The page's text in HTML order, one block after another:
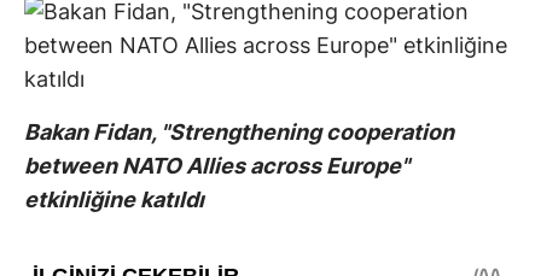
Bakan Fidan, "Strengthening cooperation
between NATO Allies across Europe"
etkinliğine katıldı